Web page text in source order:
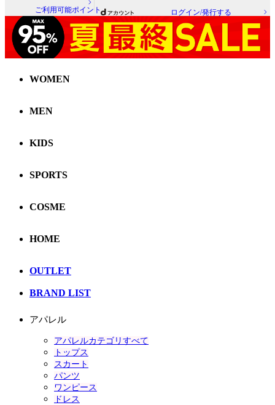
ご利用可能ポイント ログイン/発行する
WOMEN
MEN
KIDS
SPORTS
COSME
HOME
OUTLET
BRAND LIST
アパレル
アパレルカテゴリすべて
トップス
スカート
パンツ
ワンピース
ドレス